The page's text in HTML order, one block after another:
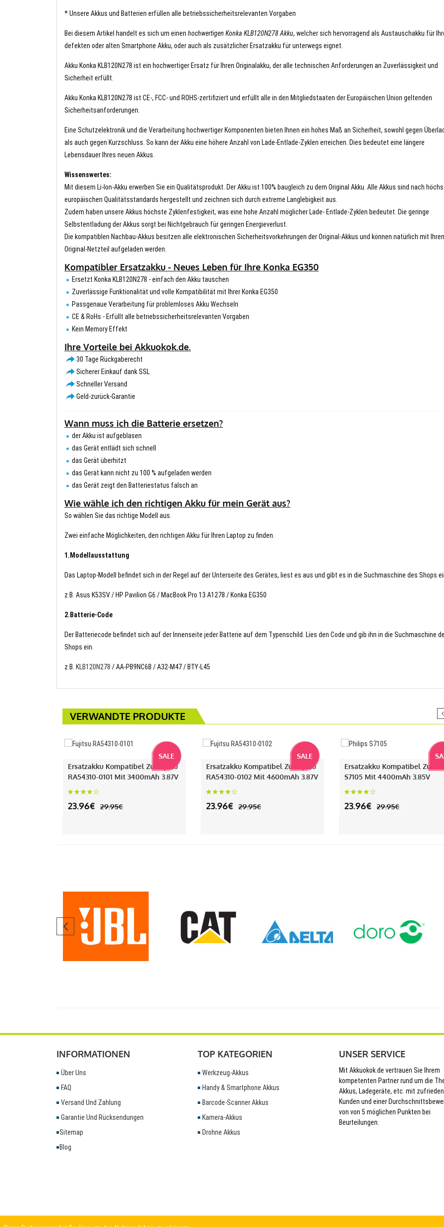
* Unsere Akkus und Batterien erfüllen alle betriebssicherheitsrelevanten Vorgaben
Bei diesem Artikel handelt es sich um einen hochwertigen Konka KLB120N278 Akku, welcher sich hervorragend als Austauschakku für
defekten oder alten Smartphone Akku, oder auch als zusätzlicher Ersatzakku für unterwegs eignet.
Akku Konka KLB120N278 ist ein hochwertiger Ersatz für Ihren Originalakku, der alle technischen Anforderungen an Zuverlässigkeit und
Sicherheit erfüllt.
Akku Konka KLB120N278 ist CE-, FCC- und ROHS-zertifiziert und erfüllt alle in den Mitgliedstaaten der Europäischen Union geltenden
Sicherheitsanforderungen.
Eine Schutzelektronik und die Verarbeitung hochwertiger Komponenten bieten Ihnen ein hohes Maß an Sicherheit, sowohl gegen
als auch gegen Kurzschluss. So kann der Akku eine höhere Anzahl von Lade-Entlade-Zyklen erreichen. Dies bedeutet eine längere
Lebensdauer Ihres neuen Akkus.
Wissenswertes:
Mit diesem Li-Ion-Akku erwerben Sie ein Qualitätsprodukt. Der Akku ist 100% baugleich zu dem Original Akku. Alle Akkus sind nach
europäischen Qualitätsstandards hergestellt und zeichnen sich durch extreme Langlebigkeit aus.
Zudem haben unsere Akkus höchste Zyklenfestigkeit, was eine hohe Anzahl möglicher Lade- Entlade-Zyklen bedeutet. Die geringe
Selbstentladung der Akkus sorgt bei Nichtgebrauch für geringen Energieverlust.
Die kompatiblen Nachbau-Akkus besitzen alle elektronischen Sicherheitsvorkehrungen der Original-Akkus und können natürlich mit
Original-Netzteil aufgeladen werden.
Kompatibler Ersatzakku - Neues Leben für Ihre Konka EG350
Ersetzt Konka KLB120N278 - einfach den Akku tauschen
Zuverlässige Funktionalität und volle Kompatibilität mit Ihrer Konka EG350
Passgenaue Verarbeitung für problemloses Akku Wechseln
CE & RoHs - Erfüllt alle betriebssicherheitsrelevanten Vorgaben
Kein Memory Effekt
Ihre Vorteile bei Akkuokok.de.
30 Tage Rückgaberecht
Sicherer Einkauf dank SSL
Schneller Versand
Geld-zurück-Garantie
Wann muss ich die Batterie ersetzen?
der Akku ist aufgeblasen
das Gerät entlädt sich schnell
das Gerät überhitzt
das Gerät kann nicht zu 100 % aufgeladen werden
das Gerät zeigt den Batteriestatus falsch an
Wie wähle ich den richtigen Akku für mein Gerät aus?
So wählen Sie das richtige Modell aus.
Zwei einfache Möglichkeiten, den richtigen Akku für Ihren Laptop zu finden.
1.Modellausstattung
Das Laptop-Modell befindet sich in der Regel auf der Unterseite des Gerätes, liest es aus und gibt es in die Suchmaschine des Shops
z.B. Asus K53SV / HP Pavilion G6 / MacBook Pro 13 A1278 / Konka EG350
2.Batterie-Code
Der Batteriecode befindet sich auf der Innenseite jeder Batterie auf dem Typenschild. Lies den Code und gib ihn in die Suchmaschine
Shops ein.
z.B. KLB120N278 / AA-PB9NC6B / A32-M47 / BTY-L45
VERWANDTE PRODUKTE
SALE
Ersatzakku Kompatibel Zu Fujitsu
RA54310-0101 Mit 3400mAh 3.87V
23.96€ 29.95€
SALE
Ersatzakku Kompatibel Zu Fujitsu
RA54310-0102 Mit 4600mAh 3.87V
23.96€ 29.95€
Ersatzakku Kompatibel Zu
S7105 Mit 4400mAh 3.85V
23.96€ 29.95€
INFORMATIONEN
Über Uns
FAQ
Versand Und Zahlung
Garantie Und Rücksendungen
Sitemap
Blog
TOP KATEGORIEN
Werkzeug-Akkus
Handy & Smartphone Akkus
Barcode-Scanner Akkus
Kamera-Akkus
Drohne Akkus
UNSER SERVICE
Mit Akkuokok.de vertrauen Sie Ihrem
kompetenten Partner rund um die
Akkus, Ladegeräte, etc. mit
Kunden und einer
von von 5 möglichen Punkten bei
Beurteilungen.